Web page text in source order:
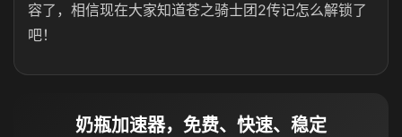
容了，相信现在大家知道苍之骑士团2传记怎么解锁了
吧！
奶瓶加速器，免费、快速、稳定